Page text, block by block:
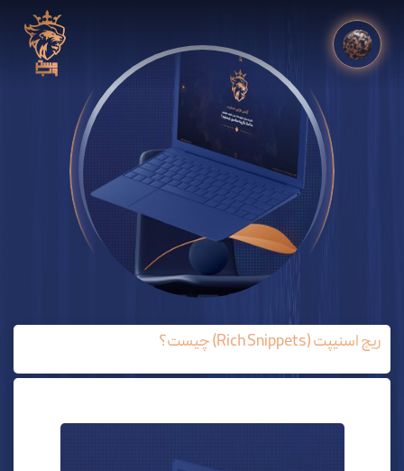
ریچ اسنیپت (Rich Snippets) چیست؟